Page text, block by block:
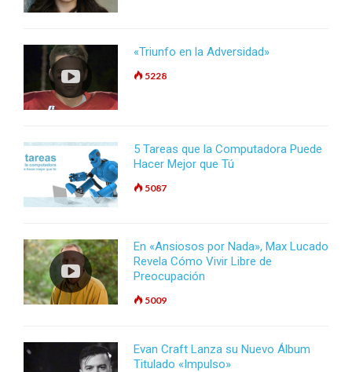
«Triunfo en la Adversidad»
5228
5 Tareas que la Computadora Puede
Hacer Mejor que Tú
5087
En «Ansiosos por Nada», Max Lucado
Revela Cómo Vivir Libre de
Preocupación
5009
Evan Craft Lanza su Nuevo Álbum
Titulado «Impulso»